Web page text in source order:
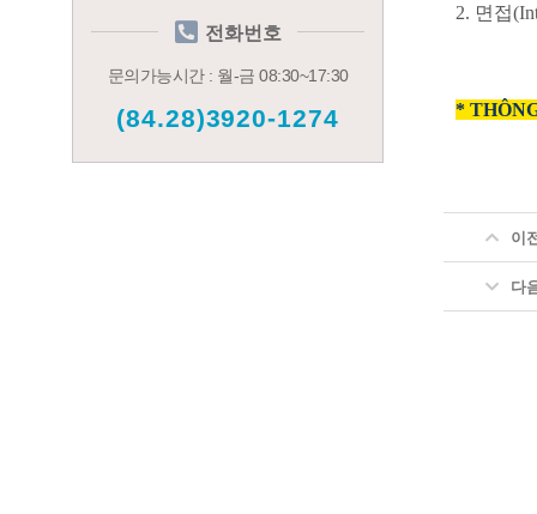
전화번호
문의가능시간 : 월-금 08:30~17:30
(84.28)3920-1274
2. 면접
*
이
다